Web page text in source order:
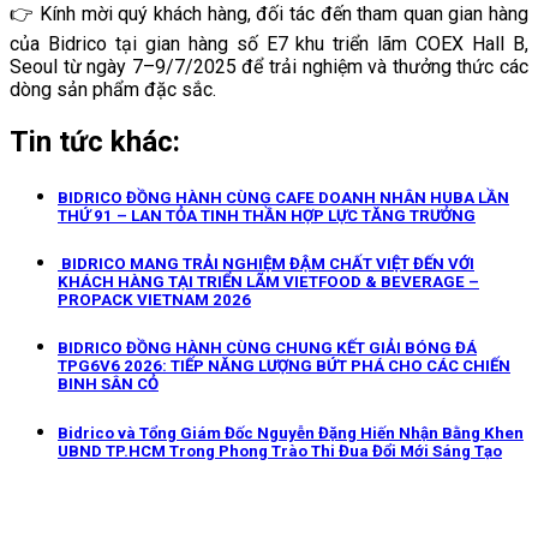
👉 Kính mời quý khách hàng, đối tác đến tham quan gian hàng
của Bidrico tại gian hàng số E7 khu triển lãm COEX Hall B,
Seoul từ ngày 7–9/7/2025 để trải nghiệm và thưởng thức các
dòng sản phẩm đặc sắc.
Tin tức khác:
BIDRICO ĐỒNG HÀNH CÙNG CAFE DOANH NHÂN HUBA LẦN
THỨ 91 – LAN TỎA TINH THẦN HỢP LỰC TĂNG TRƯỞNG
BIDRICO MANG TRẢI NGHIỆM ĐẬM CHẤT VIỆT ĐẾN VỚI
KHÁCH HÀNG TẠI TRIỂN LÃM VIETFOOD & BEVERAGE –
PROPACK VIETNAM 2026
BIDRICO ĐỒNG HÀNH CÙNG CHUNG KẾT GIẢI BÓNG ĐÁ
TPG6V6 2026: TIẾP NĂNG LƯỢNG BỨT PHÁ CHO CÁC CHIẾN
BINH SÂN CỎ
Bidrico và Tổng Giám Đốc Nguyễn Đặng Hiến Nhận Bằng Khen
UBND TP.HCM Trong Phong Trào Thi Đua Đổi Mới Sáng Tạo